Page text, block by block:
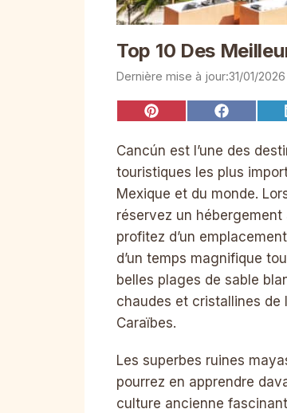
Top 10 Des
31/01/2026
Share Share
Cancún est l’une des
touristiques les plus
Mexique et du monde.
réservez un hébergement
profitez d’un
d’un temps magnifique
belles plages de sable
chaudes et cristallines de
Caraïbes.
Les superbes ruines
pourrez en apprendre
culture ancienne